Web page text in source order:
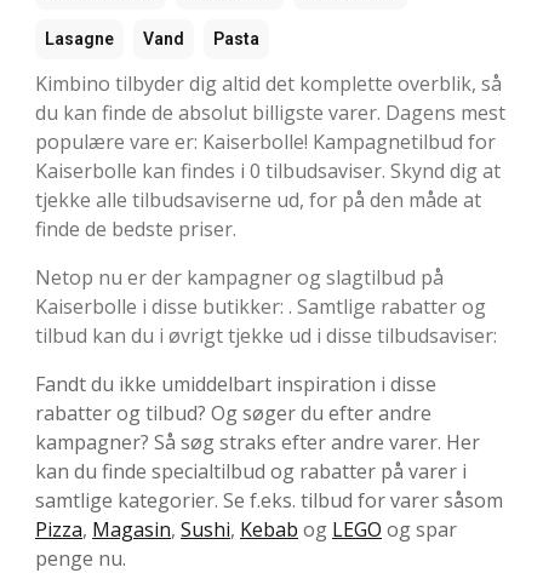
Lasagne Vand Pasta
Kimbino tilbyder dig altid det komplette overblik, så
du kan finde de absolut billigste varer. Dagens mest
populære vare er: Kaiserbolle! Kampagnetilbud for
Kaiserbolle kan findes i 0 tilbudsaviser. Skynd dig at
tjekke alle tilbudsaviserne ud, for på den måde at
finde de bedste priser.
Netop nu er der kampagner og slagtilbud på
Kaiserbolle i disse butikker: . Samtlige rabatter og
tilbud kan du i øvrigt tjekke ud i disse tilbudsaviser:
Fandt du ikke umiddelbart inspiration i disse
rabatter og tilbud? Og søger du efter andre
kampagner? Så søg straks efter andre varer. Her
kan du finde specialtilbud og rabatter på varer i
samtlige kategorier. Se f.eks. tilbud for varer såsom
Pizza, Magasin, Sushi, Kebab og LEGO og spar
penge nu.